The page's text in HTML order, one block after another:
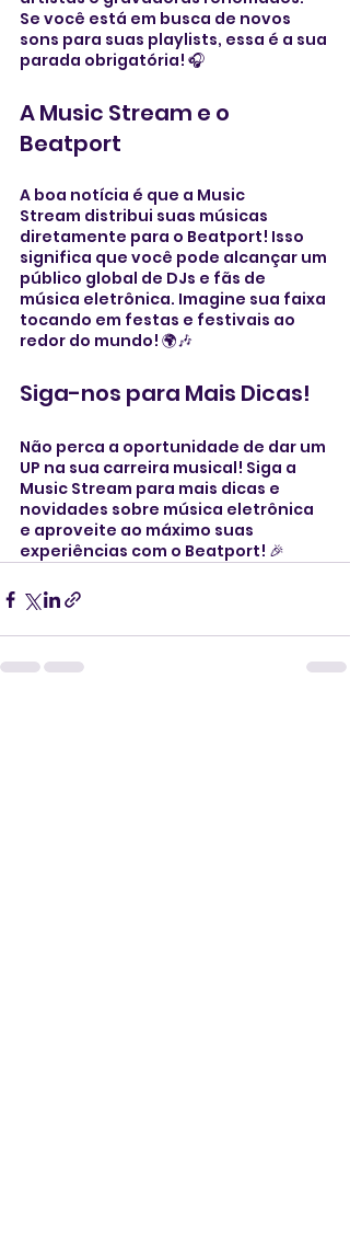
Se você está em busca de novos
sons para suas playlists, essa é a sua
parada obrigatória! 🎧
A Music Stream e o
Beatport
A boa notícia é que a Music
Stream distribui suas músicas
diretamente para o Beatport! Isso
significa que você pode alcançar um
público global de DJs e fãs de
música eletrônica. Imagine sua faixa
tocando em festas e festivais ao
redor do mundo! 🌍🎶
Siga-nos para Mais Dicas!
Não perca a oportunidade de dar um
UP na sua carreira musical! Siga a
Music Stream para mais dicas e
novidades sobre música eletrônica
e aproveite ao máximo suas
experiências com o Beatport! 🎉